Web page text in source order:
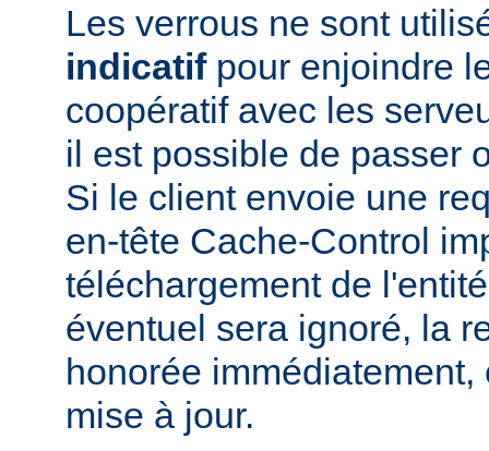
Les verrous ne sont
indicatifpour enjoindre
coopératif avec les
il est possible de passer
Si le client envoie une
en-tête Cache-Control
téléchargement de
éventuel sera ignoré, la
honorée
mise à jour.